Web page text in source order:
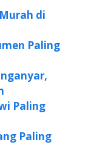
di
Paling
Paling
Paling